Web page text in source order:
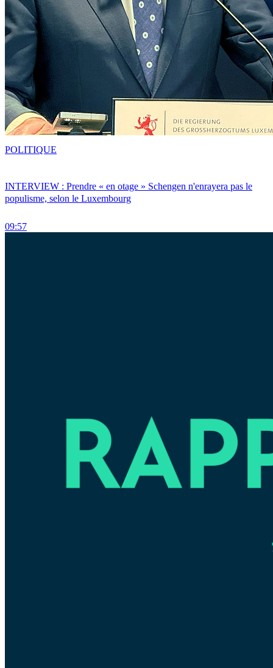
INTERVIEW : Prendre « en otage » Schengen n'enrayera pas le
populisme, selon le Luxembourg
09:57
POLITIQUE